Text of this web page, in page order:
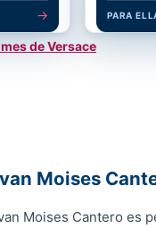
→ PARA
de Versace
Moises
Moises Cantero es